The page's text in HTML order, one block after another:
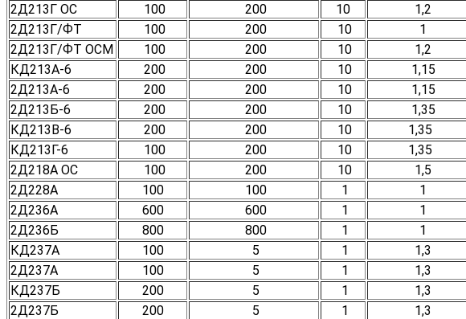
2Д213Г ОС
100 200 10 1,2
2Д213Г/ФТ
100 200 10 1
2Д213Г/ФТ ОСМ
100 200 10 1,2
КД213А-6
200 200 10 1,15
2Д213А-6
200 200 10 1,15
2Д213Б-6
200 200 10 1,35
КД213В-6
200 200 10 1,35
КД213Г-6
100 200 10 1,35
2Д218А ОС
100 200 10 1,5
2Д228А
100 100 1 1
2Д236А
600 600 1 1
2Д236Б
800 800 1 1
КД237А
100 5 1 1,3
2Д237А
100 5 1 1,3
КД237Б
200 5 1 1,3
2Д237Б
200 5 1 1,3